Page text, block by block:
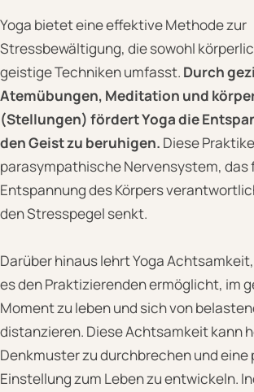
Yoga bietet eine effektive Methode zur
Stressbewältigung, die sowohl
geistige Techniken umfasst. Durch
Atemübungen, Meditation und
(Stellungen) fördert Yoga die
den Geist zu beruhigen. Diese
parasympathische Nervensystem, das
Entspannung des Körpers
den Stresspegel senkt.
Darüber hinaus lehrt Yoga
es den Praktizierenden ermöglicht, im
Moment zu leben und sich von
distanzieren. Diese Achtsamkeit kann
Denkmuster zu durchbrechen und eine
Einstellung zum Leben zu entwickeln.